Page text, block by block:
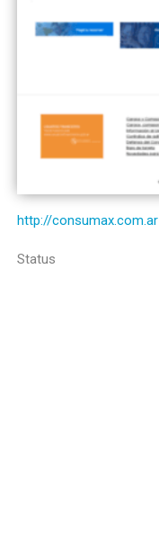
http://consumax.com.ar
Status